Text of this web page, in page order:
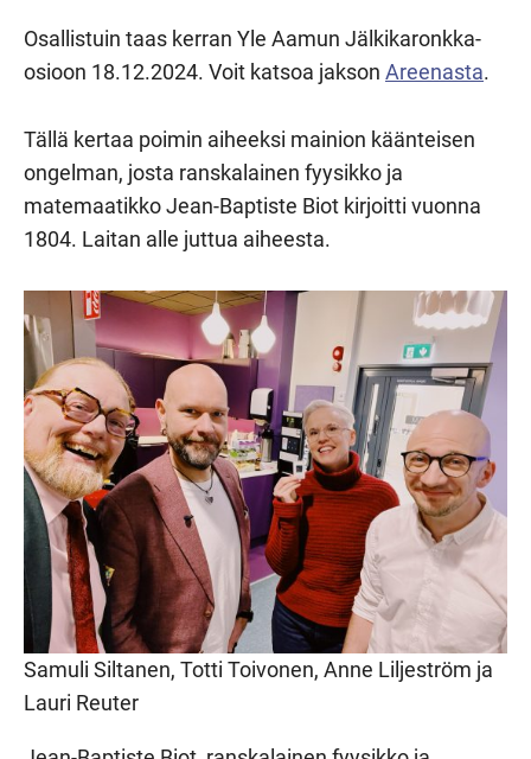
Osallistuin taas kerran Yle Aamun Jälkikaronkka-
osioon 18.12.2024. Voit katsoa jakson Areenasta.
Tällä kertaa poimin aiheeksi mainion käänteisen
ongelman, josta ranskalainen fyysikko ja
matemaatikko Jean-Baptiste Biot kirjoitti vuonna
1804. Laitan alle juttua aiheesta.
Samuli Siltanen, Totti Toivonen, Anne Liljeström ja
Lauri Reuter